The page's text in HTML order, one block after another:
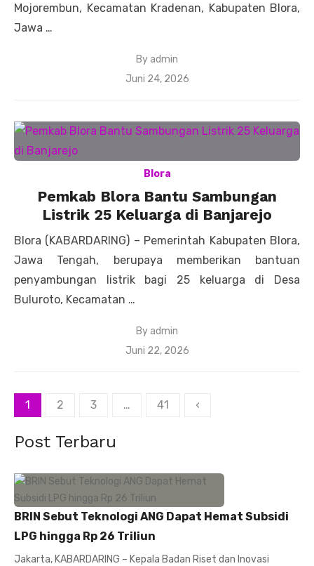
Mojorembun, Kecamatan Kradenan, Kabupaten Blora,
Jawa …
By admin
Posted
Juni 24, 2026
Blora
Pemkab Blora Bantu Sambungan
Listrik 25 Keluarga di Banjarejo
Blora (KABARDARING) – Pemerintah Kabupaten Blora,
Jawa Tengah, berupaya memberikan bantuan
penyambungan listrik bagi 25 keluarga di Desa
Buluroto, Kecamatan …
By admin
Posted
Juni 22, 2026
Paginasi
pos
1 2 3 … 41 ‹
Post Terbaru
BRIN Sebut Teknologi ANG Dapat Hemat Subsidi
LPG hingga Rp 26 Triliun
Jakarta, KABARDARING – Kepala Badan Riset dan Inovasi